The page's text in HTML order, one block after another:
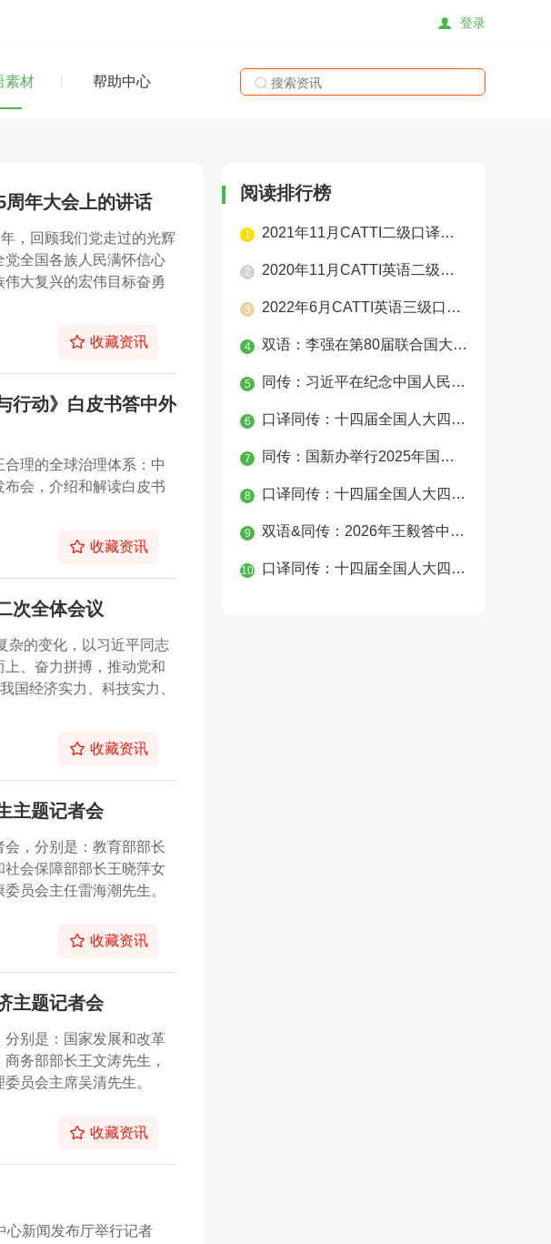
登录
素材 帮助中心
周年大会上的讲话
，回顾我们党走过的光辉
全国各族人民满怀信心
大复兴的宏伟目标奋勇
收藏资讯
行动》白皮书答中外
理的全球治理体系：中
会，介绍和解读白皮书
收藏资讯
次全体会议
杂的变化，以习近平同志
、奋力拼搏，推动党和
国经济实力、科技实力、
收藏资讯
主题记者会
，分别是：教育部部长
会保障部部长王晓萍女
员会主任雷海潮先生。
收藏资讯
主题记者会
别是：国家发展和改革
务部部长王文涛先生，
员会主席吴清先生。
收藏资讯
心新闻发布厅举行记者
阅读排行榜
1 2021年11月CATTI二级口译真题（学员整理版）
2 2020年11月CATTI英语二级口译实务真题
3 2022年6月CATTI英语三级口译真题
4 双语：李强在第80届联合国大会一般性辩论上的讲话
5 同传：习近平在纪念中国人民抗日战争暨世界反法西斯战争胜利80周年大会上的讲话
6 口译同传：十四届全国人大四次会议经济主题记者会
7 同传：国新办举行2025年国民经济运行情况发布会
8 口译同传：十四届全国人大四次会议第二次全体会议
9 双语&同传：2026年王毅答中外记者问
10 口译同传：十四届全国人大四次会议民生主题记者会